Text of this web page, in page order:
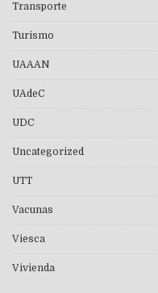
Transporte
Turismo
UAAAN
UAdeC
UDC
Uncategorized
UTT
Vacunas
Viesca
Vivienda